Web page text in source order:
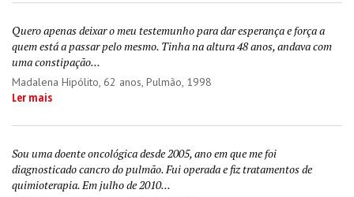
Quero apenas deixar o meu testemunho para dar esperança e força a
quem está a passar pelo mesmo. Tinha na altura 48 anos, andava com
uma constipação...
Madalena Hipólito, 62 anos, Pulmão, 1998
Ler mais
Sou uma doente oncológica desde 2005, ano em que me foi
diagnosticado cancro do pulmão. Fui operada e fiz tratamentos de
quimioterapia. Em julho de 2010...